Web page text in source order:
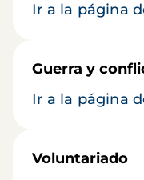
Ir a la página
Guerra y
Ir a la página
Voluntariado